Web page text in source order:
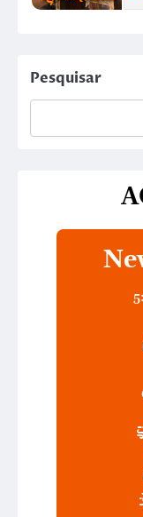
Pesquisar